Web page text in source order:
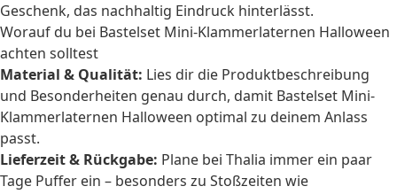
Geschenk, das nachhaltig Eindruck hinterlässt.
Worauf du bei Bastelset Mini-Klammerlaternen Halloween
achten solltest
Material & Qualität: Lies dir die Produktbeschreibung
und Besonderheiten genau durch, damit Bastelset Mini-
Klammerlaternen Halloween optimal zu deinem Anlass
passt.
Lieferzeit & Rückgabe: Plane bei Thalia immer ein paar
Tage Puffer ein – besonders zu Stoßzeiten wie